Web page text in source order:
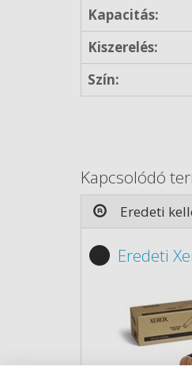
Kapacitás:
Kiszerelés:
Szín:
Kapcsolódó
Eredeti
Eredeti